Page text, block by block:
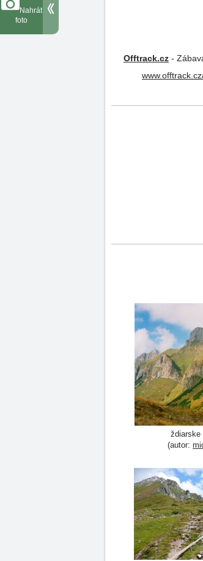
Nahrát
foto
Offtrack.cz -
ždiarske
(autor: